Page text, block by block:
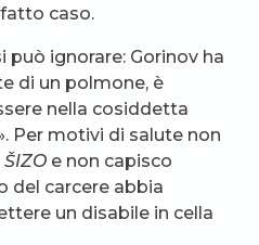
caso.
ignorare: Gorinov ha
di un polmone, è
nella cosiddetta
Per motivi di salute non
ŠIZO e non capisco
del carcere abbia
un disabile in cella